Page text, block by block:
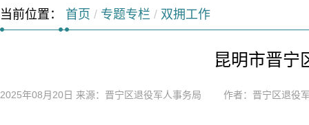
当前位置： 首页 / 专题专栏 / 双拥工作
昆明市晋宁
2025年08月20日 来源：晋宁区退役军人事务局 作者：晋宁区退役